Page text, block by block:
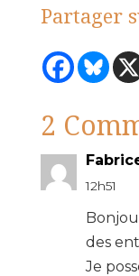
Partager
2
12h51
des
Je